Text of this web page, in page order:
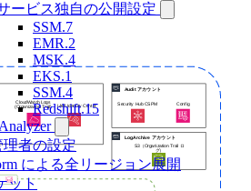
ービス独自の公開設定
SSM.7
EMR.2
MSK.4
EKS.1
SSM.4
Redshift.15
理者の設定
による全リージョン展開
ット